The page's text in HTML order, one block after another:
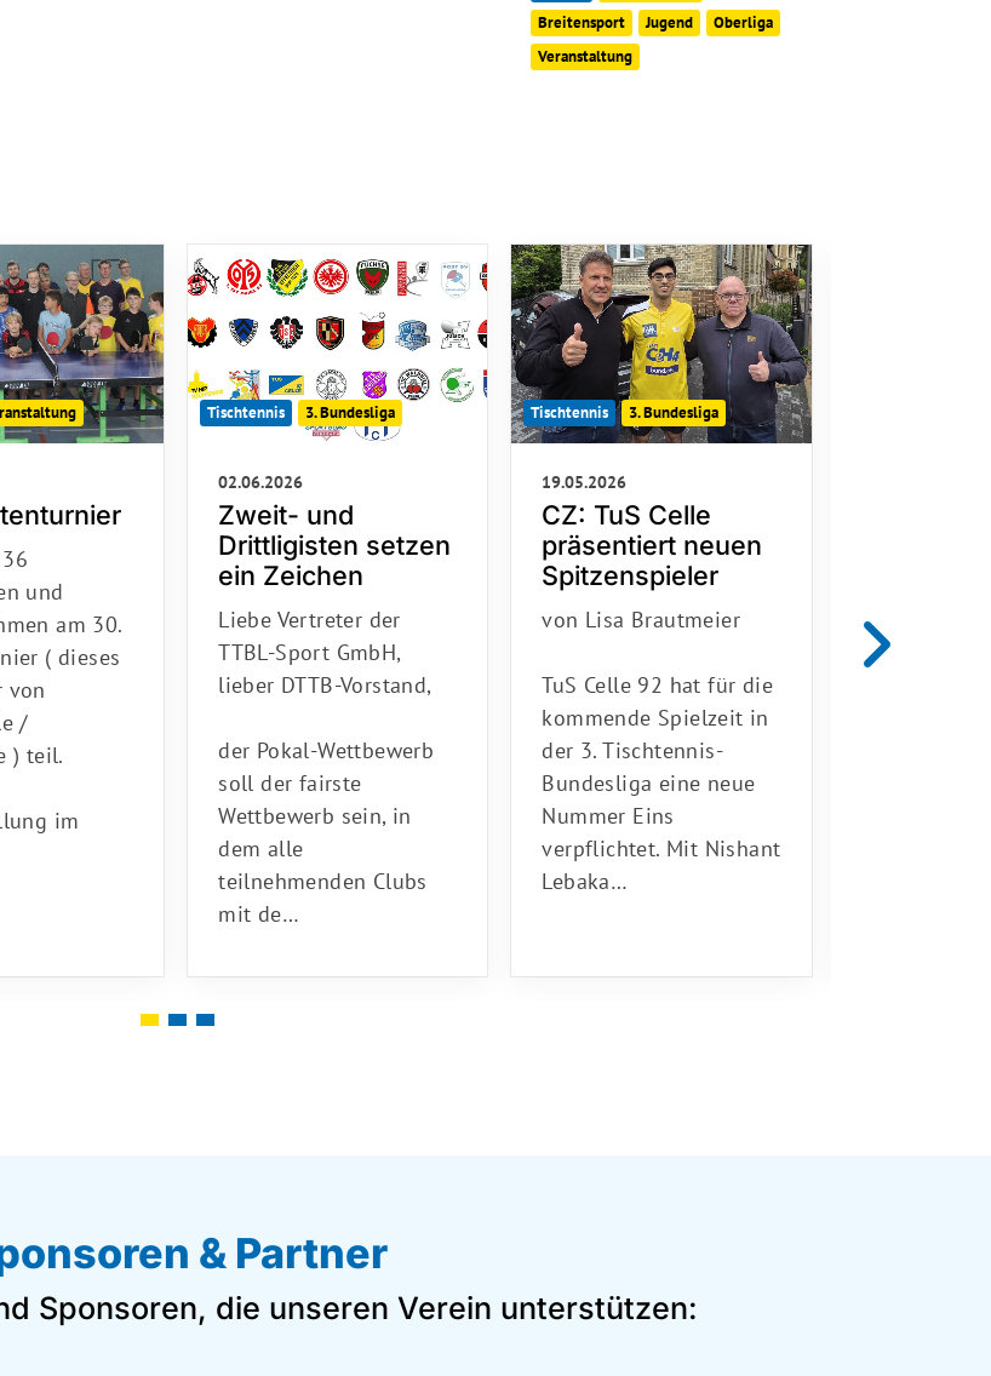
Breitensport
Jugend
Oberliga
Veranstaltung
und
am 30.
( dieses
von
/
) teil.
im
Tischtennis 3. Bundesliga
02.06.2026
Zweit- und
Drittligisten setzen
ein Zeichen
Liebe Vertreter der
TTBL-Sport GmbH,
lieber DTTB-Vorstand,
der Pokal-Wettbewerb
soll der fairste
Wettbewerb sein, in
dem alle
teilnehmenden Clubs
mit de…
Tischtennis 3. Bundesliga
19.05.2026
CZ: TuS Celle
präsentiert neuen
Spitzenspieler
von Lisa Brautmeier
TuS Celle 92 hat für die
kommende Spielzeit in
der 3. Tischtennis-
Bundesliga eine neue
Nummer Eins
verpflichtet. Mit Nishant
Lebaka…
wir freuen
& Partner
Sponsoren, die unseren Verein unterstützen: